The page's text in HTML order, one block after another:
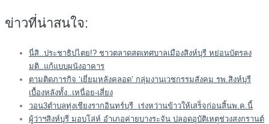
ข่าวที่น่าสนใจ:
นี่สิ..ประชาธิปไตย!? ชาวตลาดสดเทศบาลเมืองสิงห์บุรี หย่อนบัตรลง
มติ..แก้แบบผนังอาคาร
ตามติดภารกิจ ‘เยี่ยมหลังคลอด’ กลุ่มงานเวชกรรมสังคม รพ.สิงห์บุรี
เบื้องหลังทั้ง..เหนื่อย-เสี่ยง
วอน3ตำบลทุ่งเชียงรากอินทร์บุรี เร่งหว่านข้าวให้เสร็จก่อนสิ้นพ.ค.นี้
ผู้ว่าฯสิงห์บุรี มอบโล่ห์ อำเภอค่ายบางระจัน ปลอดอุบัติเหตุช่วงสงกรานต์